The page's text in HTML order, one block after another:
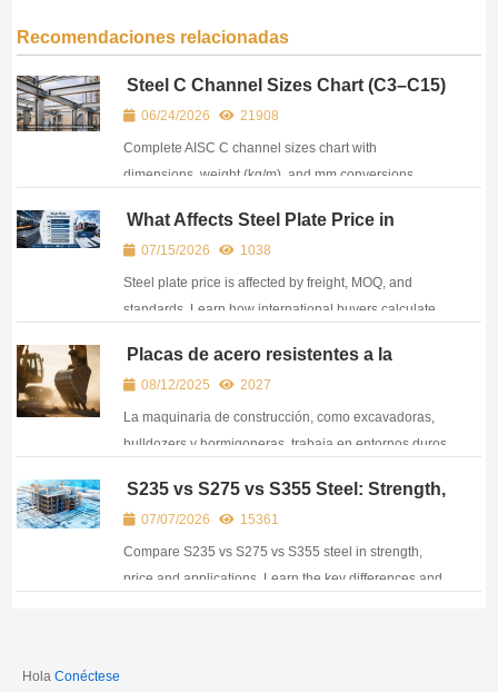
Recomendaciones relacionadas
Steel C Channel Sizes Chart (C3–C15)
– Dimensions & Weight per Foot
06/24/2026 21908
Complete AISC C channel sizes chart with
dimensions, weight (kg/m), and mm conversions.
steel buyers.
What Affects Steel Plate Price in
International Trade? (Freight, MOQ &
Standards)
07/15/2026 1038
Steel plate price is affected by freight, MOQ, and
standards. Learn how international buyers calculate
decisions.
Placas de acero resistentes a la
abrasión para maquinaria de
construcción: Calidades, vida útil y
análisis de costes
08/12/2025 2027
La maquinaria de construcción, como excavadoras,
bulldozers y hormigoneras, trabaja en entornos duros
desgaste y un impacto constantes. Una de las formas
más eficaces de prolongar la vida útil de estas
máquinas es u...
S235 vs S275 vs S355 Steel: Strength,
Price & How to Choose
07/07/2026 15361
Compare S235 vs S275 vs S355 steel in strength,
price and applications. Learn the key differences and
Hola Conéctese